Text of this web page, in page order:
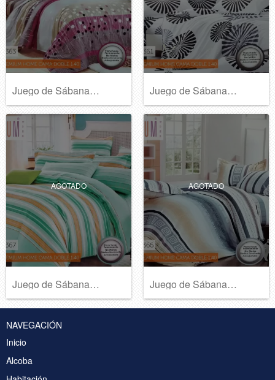
Juego de Sábanas Premium Home B376 Juego de Sábanas Premium Home B375
AGOTADO
Juego de Sábanas Premium Home B374
AGOTADO
Juego de Sábanas Premium Home B373
NAVEGACIÓN
Inicio
Alcoba